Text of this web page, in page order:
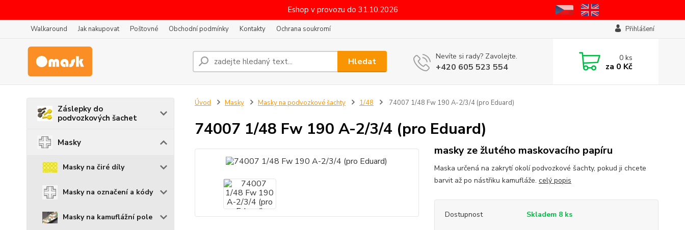
Eshop v provozu do 31.10.2026
Walkaround Jak nakupovat Poštovné Obchodní podmínky Kontakty Ochrana soukromí Přihlášení
Hledat Nevíte si rady? Zavolejte.
+420 605 523 554
0ks
za 0 Kč
Záslepky do
podvozkových šachet
Masky
Masky na čiré díly
Masky na označení a kódy
Masky na kamuflážní pole
Úvod Masky Masky na podvozkové šachty 1/48 74007 1/48 Fw 190 A-2/3/4 (pro Eduard)
74007 1/48 Fw 190 A-2/3/4 (pro Eduard)
masky ze žlutého maskovacího papíru
Maska určená na zakrytí okolí podvozkové šachty, pokud ji chcete
barvit až po nástřiku kamufláže. celý popis
Dostupnost Skladem 8 ks